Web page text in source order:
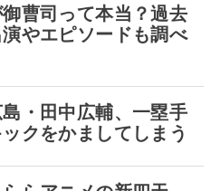
曹司って本当？過去
やエピソードも調べ
島・田中広輔、一塁手
クをかましてしまう